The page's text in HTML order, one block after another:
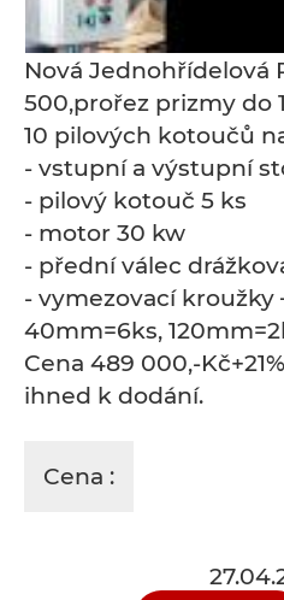
Nová Jednohřídelová
500,prořez prizmy do
10 pilových kotoučů
- vstupní a výstupní
- pilový kotouč 5 ks
- motor 30 kw
- přední válec
- vymezovací kroužky
40mm=6ks,
Cena 489 000,-
ihned k dodání.
Cena :